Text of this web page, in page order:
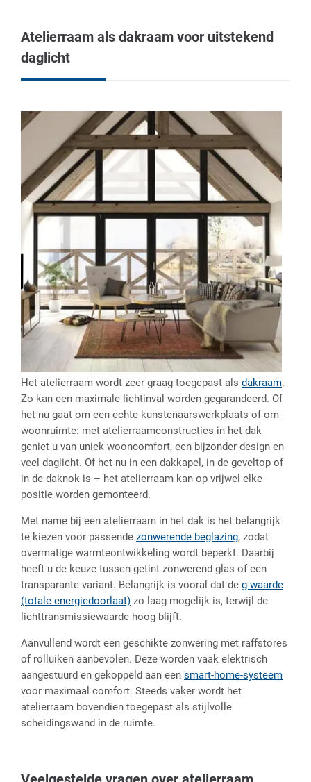
Atelierraam als dakraam voor uitstekend
daglicht
Het atelierraam wordt zeer graag toegepast als dakraam.
Zo kan een maximale lichtinval worden gegarandeerd. Of
het nu gaat om een echte kunstenaarswerkplaats of om
woonruimte: met atelierraamconstructies in het dak
geniet u van uniek wooncomfort, een bijzonder design en
veel daglicht. Of het nu in een dakkapel, in de geveltop of
in de daknok is – het atelierraam kan op vrijwel elke
positie worden gemonteerd.
Met name bij een atelierraam in het dak is het belangrijk
te kiezen voor passende zonwerende beglazing, zodat
overmatige warmteontwikkeling wordt beperkt. Daarbij
heeft u de keuze tussen getint zonwerend glas of een
transparante variant. Belangrijk is vooral dat de g-waarde
(totale energiedoorlaat) zo laag mogelijk is, terwijl de
lichttransmissiewaarde hoog blijft.
Aanvullend wordt een geschikte zonwering met raffstores
of rolluiken aanbevolen. Deze worden vaak elektrisch
aangestuurd en gekoppeld aan een smart-home-systeem
voor maximaal comfort. Steeds vaker wordt het
atelierraam bovendien toegepast als stijlvolle
scheidingswand in de ruimte.